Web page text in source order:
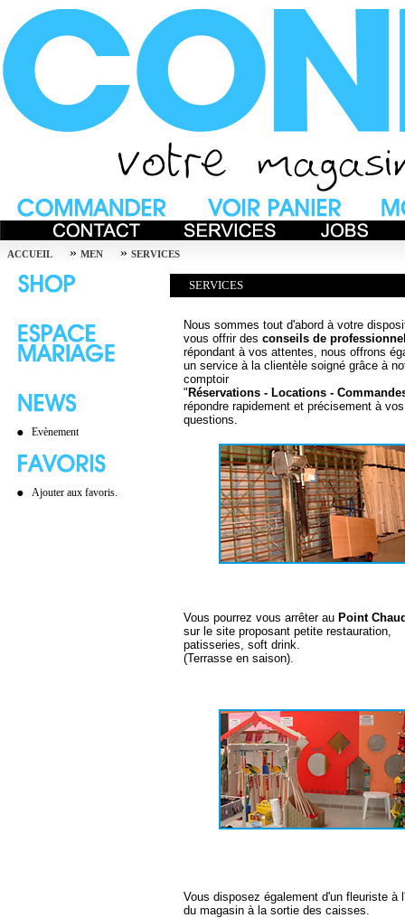
ACCUEIL » MEN » SERVICES
Evènement
Ajouter aux favoris.
SERVICES
Nous sommes tout d'abord à votre
vous offrir des conseils de
répondant à vos attentes, nous offrons
un service à la clientèle soigné grâce à
comptoir
" Réservations - Locations -
répondre rapidement et précisement à vos
questions.
Vous pourrez vous arrêter au Point
sur le site proposant petite restauration,
patisseries, soft drink.
(Terrasse en saison).
Vous disposez également d'un fleuriste à
du magasin à la sortie des caisses.